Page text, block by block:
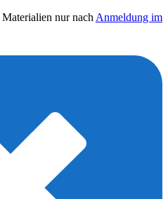
nur nach Anmeldung im